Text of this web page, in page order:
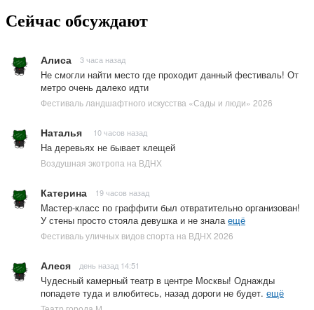
Сейчас обсуждают
Алиса 3 часа назад
Не смогли найти место где проходит данный фестиваль! От
метро очень далеко идти
Фестиваль ландшафтного искусства «Сады и люди» 2026
Наталья 10 часов назад
На деревьях не бывает клещей
Воздушная экотропа на ВДНХ
Катерина 19 часов назад
Мастер-класс по граффити был отвратительно организован!
У стены просто стояла девушка и не зналаещё
Фестиваль уличных видов спорта на ВДНХ 2026
Алеся день назад 14:51
Чудесный камерный театр в центре Москвы! Однажды
попадете туда и влюбитесь, назад дороги не будет. ещё